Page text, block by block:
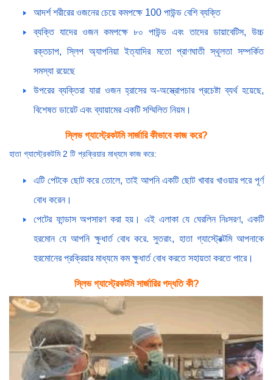
আদর্শ শরীরের ওজনের চেয়ে কমপক্ষে 100 পাউন্ড বেশি ব্যক্তি
ব্যক্তি যাদের ওজন কমপক্ষে ৮০ পাউন্ড এবং তাদের ডায়াবেটিস, উচ্চ
রক্তচাপ, স্লিপ অ্যাপনিয়া ইত্যাদির মতো প্রাণঘাতী স্থূলতা সম্পর্কিত
সমস্যা রয়েছে
উপরের ব্যক্তিরা যারা ওজন হ্রাসের অ-অস্ত্রোপচার প্রচেষ্টা ব্যর্থ হয়েছে,
বিশেষত ডায়েট এবং ব্যায়ামের একটি সম্মিলিত নিয়ম।
স্লিভ গ্যাস্ট্রেকটমি সার্জারি কীভাবে কাজ করে?
হাতা গ্যাস্ট্রেকটমি 2 টি প্রক্রিয়ার মাধ্যমে কাজ করে:
এটি পেটকে ছোট করে তোলে, তাই আপনি একটি ছোট খাবার খাওয়ার পরে পূর্ণ
বোধ করেন।
পেটের ফান্ডাস অপসারণ করা হয়। এই এলাকা যে ঘেরলিন নিঃসরণ, একটি
হরমোন যে আপনি ক্ষুধার্ত বোধ করে. সুতরাং, হাতা গ্যাস্ট্রেক্টমি আপনাকে
হরমোনের প্রক্রিয়ার মাধ্যমে কম ক্ষুধার্ত বোধ করতে সহায়তা করতে পারে।
স্লিভ গ্যাস্ট্রেকটমি সার্জারির পদ্ধতি কী?